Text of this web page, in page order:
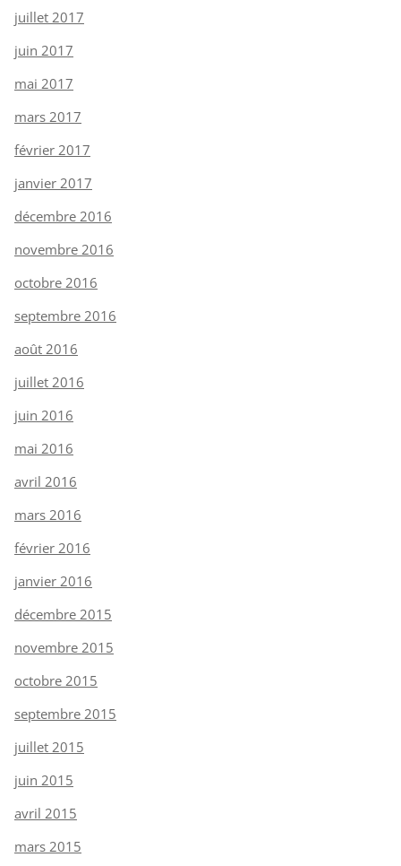
juillet 2017
juin 2017
mai 2017
mars 2017
février 2017
janvier 2017
décembre 2016
novembre 2016
octobre 2016
septembre 2016
août 2016
juillet 2016
juin 2016
mai 2016
avril 2016
mars 2016
février 2016
janvier 2016
décembre 2015
novembre 2015
octobre 2015
septembre 2015
juillet 2015
juin 2015
avril 2015
mars 2015